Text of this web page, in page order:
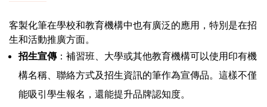
客製化筆在學校和教育機構中也有廣泛的應用，特別是在招
生和活動推廣方面。
招生宣傳：補習班、大學或其他教育機構可以使用印有機
構名稱、聯絡方式及招生資訊的筆作為宣傳品。這樣不僅
能吸引學生報名，還能提升品牌認知度。